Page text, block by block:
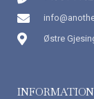
Østre
INFORMATION